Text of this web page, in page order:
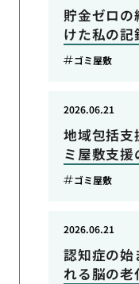
貯金ゼロ
けた私の記
ゴミ屋敷
地域包括支
ミ屋敷支援
2026.06.21
ゴミ屋敷
認知症の始
れる脳の老
2026.06.21